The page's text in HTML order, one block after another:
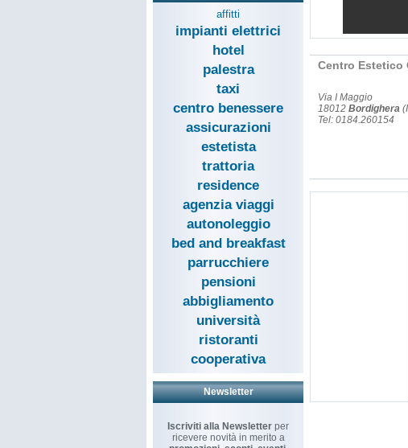
affitti
impianti elettrici
hotel
palestra
taxi
centro benessere
assicurazioni
estetista
trattoria
residence
agenzia viaggi
autonoleggio
bed and breakfast
parrucchiere
pensioni
abbigliamento
università
ristoranti
cooperativa
Newsletter
Iscriviti alla Newsletter per
ricevere novità in merito a
Centro Estetico
Via I Maggio
18012 Bordighera
Tel: 0184.260154